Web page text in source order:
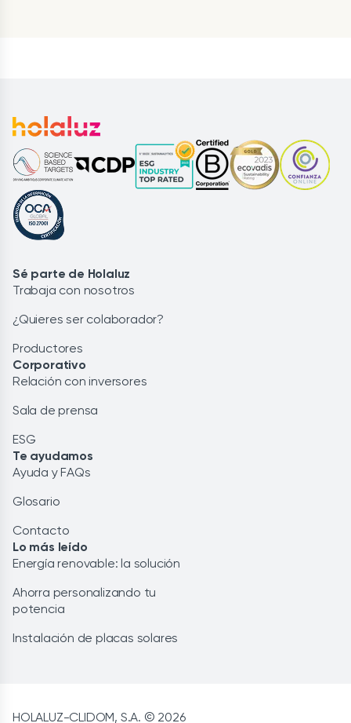
Sé parte de Holaluz
Trabaja con nosotros
¿Quieres ser colaborador?
Productores
Corporativo
Relación con inversores
Sala de prensa
ESG
Te ayudamos
Ayuda y FAQs
Glosario
Contacto
Lo más leído
Energía renovable: la solución
Ahorra personalizando tu
potencia
Instalación de placas solares
HOLALUZ-CLIDOM, S.A. © 2026